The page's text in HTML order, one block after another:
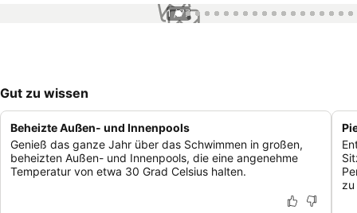
1 / 77
Gut zu wissen
Beheizte Außen- und Innenpools
Genieß das ganze Jahr über das Schwimmen in großen,
beheizten Außen- und Innenpools, die eine angenehme
Temperatur von etwa 30 Grad Celsius halten.